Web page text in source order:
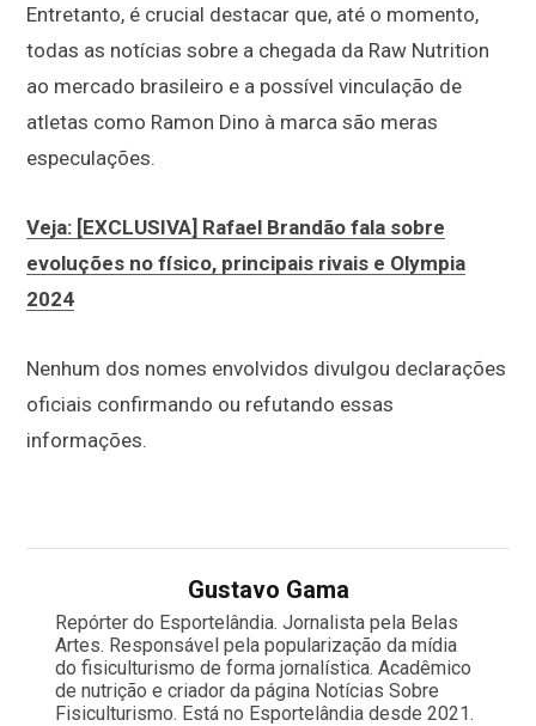
Entretanto, é crucial destacar que, até o momento,
todas as notícias sobre a chegada da Raw Nutrition
ao mercado brasileiro e a possível vinculação de
atletas como Ramon Dino à marca são meras
especulações.
Veja: [EXCLUSIVA] Rafael Brandão fala sobre
evoluções no físico, principais rivais e Olympia
2024
Nenhum dos nomes envolvidos divulgou declarações
oficiais confirmando ou refutando essas
informações.
Gustavo Gama
Repórter do Esportelândia. Jornalista pela Belas
Artes. Responsável pela popularização da mídia
do fisiculturismo de forma jornalística. Acadêmico
de nutrição e criador da página Notícias Sobre
Fisiculturismo. Está no Esportelândia desde 2021.